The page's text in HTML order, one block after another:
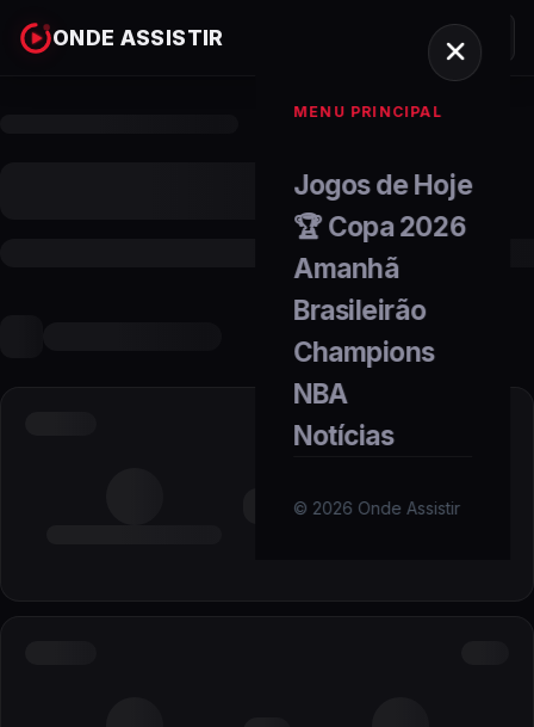
ONDE ASSISTIR
MENU PRINCIPAL
Jogos de Hoje
🏆 Copa 2026
Amanhã
Brasileirão
Champions
NBA
Notícias
© 2026 Onde Assistir